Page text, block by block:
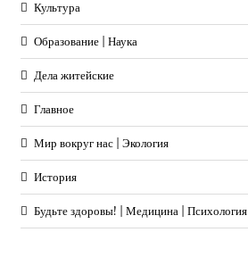
Культура
Образование | Наука
Дела житейские
Главное
Мир вокруг нас | Экология
История
Будьте здоровы! | Медицина | Психология